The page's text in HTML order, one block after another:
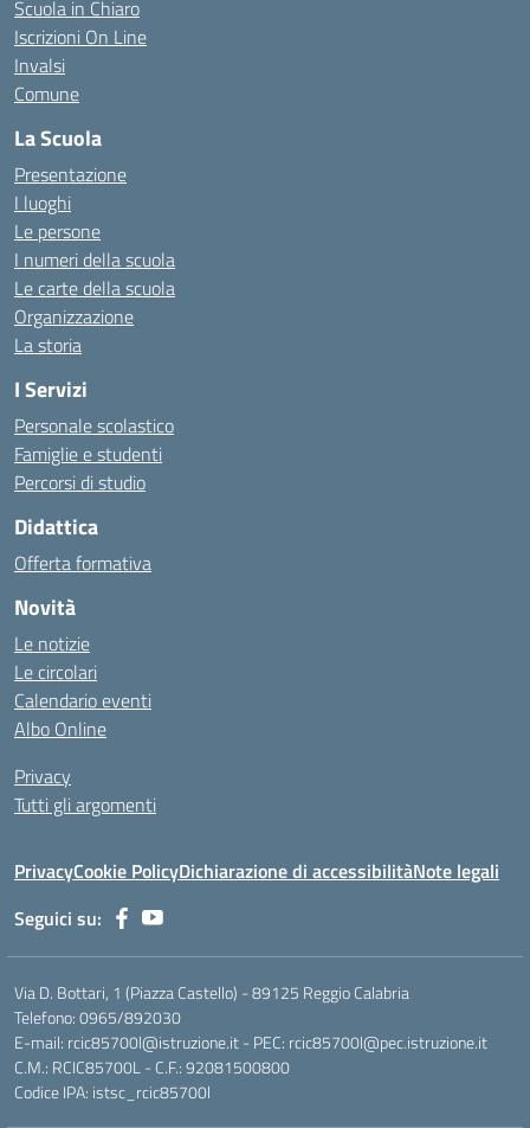
Scuola in Chiaro
Iscrizioni On Line
Invalsi
Comune
La Scuola
Presentazione
I luoghi
Le persone
I numeri della scuola
Le carte della scuola
Organizzazione
La storia
I Servizi
Personale scolastico
Famiglie e studenti
Percorsi di studio
Didattica
Offerta formativa
Novità
Le notizie
Le circolari
Calendario eventi
Albo Online
Privacy
Tutti gli argomenti
PrivacyCookie PolicyDichiarazione di accessibilitàNote legali
Seguici su:
Via D. Bottari, 1 (Piazza Castello) - 89125 Reggio Calabria
Telefono: 0965/892030
E-mail: rcic85700l@istruzione.it - PEC: rcic85700l@pec.istruzione.it
C.M.: RCIC85700L - C.F.: 92081500800
Codice IPA: istsc_rcic85700l